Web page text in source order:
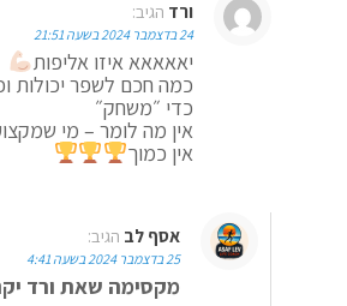
ורד הגיב:
24 בדצמבר 2024 בשעה 21:51
יאאאאא איזו אליפות
כמה חכם לשפר יכולות
כדי ״משחק״
אין מה לומר – מי
אין כמוך
אסף לב הגיב:
25 בדצמבר 2024 בשעה 4:41
מקסימה שאת ורד